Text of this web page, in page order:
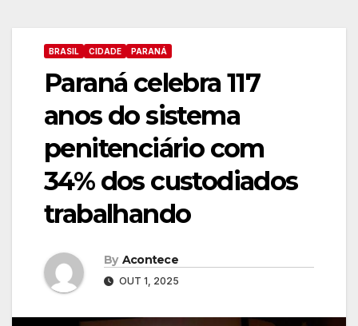
BRASIL CIDADE PARANÁ
Paraná celebra 117
anos do sistema
penitenciário com
34% dos custodiados
trabalhando
By Acontece
OUT 1, 2025